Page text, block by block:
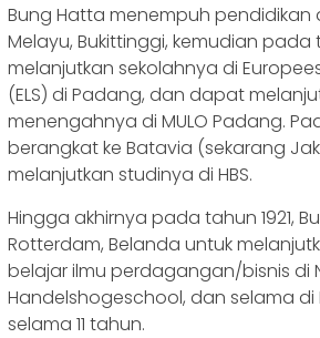
Bung Hatta menempuh pendidikan
Melayu, Bukittinggi, kemudian pada
melanjutkan sekolahnya di
(ELS) di Padang, dan dapat
menengahnya di MULO Padang.
berangkat ke Batavia (sekarang
melanjutkan studinya di HBS.
Hingga akhirnya pada tahun 1921,
Rotterdam, Belanda untuk
belajar ilmu perdagangan/bisnis di
Handelshogeschool, dan selama
selama 11 tahun.